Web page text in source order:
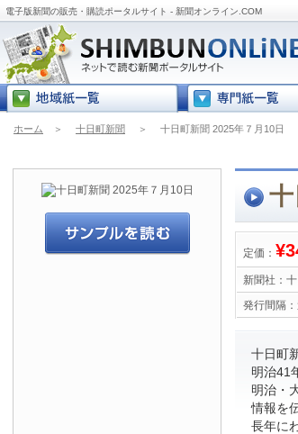
電子版新聞の販売・購読ポータルサイト - 新聞オンライン.COM
ホーム ＞ 十日町新聞 ＞ 十日町新聞 2025年７月10日
定価：
新聞社：
発行間隔：
十日町
明治41
明治・
情報を
長年に